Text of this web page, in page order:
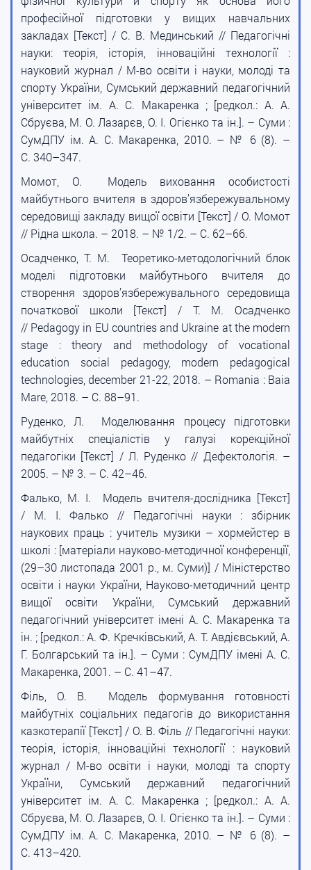
професійної підготовки у вищих навчальних
закладах [Текст] / С. В. Мединський // Педагогічні
науки: теорія, історія, інноваційні технології :
науковий журнал / М-во освіти і науки, молоді та
спорту України, Сумський державний педагогічний
університет ім. А. С. Макаренка ; [редкол.: А. А.
Сбруєва, М. О. Лазарєв, О. І. Огієнко та ін.]. – Суми :
СумДПУ ім. А. С. Макаренка, 2010. – № 6 (8). –
С. 340–347.
Момот, О. Модель виховання особистості
майбутнього вчителя в здоров’язбережувальному
середовищі закладу вищої освіти [Текст] / О. Момот
// Рідна школа. – 2018. – № 1/2. – С. 62–66.
Осадченко, Т. М. Теоретико-методологічний блок
моделі підготовки майбутнього вчителя до
створення здоров’язбережувального середовища
початкової школи [Текст] / Т. М. Осадченко
// Pedagogy in EU countries and Ukraine at the modern
stage : theory and methodology of vocational
education social pedagogy, modern pedagogical
technologies, december 21-22, 2018. – Romania : Baia
Mare, 2018. – С. 88–91.
Руденко, Л. Моделювання процесу підготовки
майбутніх спеціалістів у галузі корекційної
педагогіки [Текст] / Л. Руденко // Дефектологія. –
2005. – № 3. – С. 42–46.
Фалько, М. І. Модель вчителя-дослідника [Текст]
/ М. І. Фалько // Педагогічні науки : збірник
наукових праць : учитель музики – хормейстер в
школі : [матеріали науково-методичної конференції,
(29–30 листопада 2001 р., м. Суми)] / Міністерство
освіти і науки України, Науково-методичний центр
вищої освіти України, Сумський державний
педагогічний університет імені А. С. Макаренка та
ін. ; [редкол.: А. Ф. Кречківський, А. Т. Авдієвський, А.
Г. Болгарський та ін.]. – Суми : СумДПУ імені А. С.
Макаренка, 2001. – С. 41–47.
Філь, О. В. Модель формування готовності
майбутніх соціальних педагогів до використання
казкотерапії [Текст] / О. В. Філь // Педагогічні науки:
теорія, історія, інноваційні технології : науковий
журнал / М-во освіти і науки, молоді та спорту
України, Сумський державний педагогічний
університет ім. А. С. Макаренка ; [редкол.: А. А.
Сбруєва, М. О. Лазарєв, О. І. Огієнко та ін.]. – Суми :
СумДПУ ім. А. С. Макаренка, 2010. – № 6 (8). –
С. 413–420.